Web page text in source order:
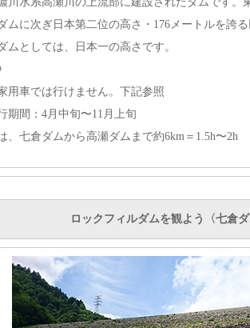
ムに次ぎ日本第二位の高さ・176メートルを誇
ムとしては、日本一の高さです。
用車では行けません。下記参照
期間：4月中旬〜11月上旬
、七倉ダムから高瀬ダムまで約6km＝1.5h〜2h
ロックフィルダムを観よう〈七倉